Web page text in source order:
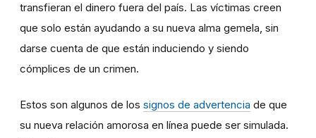
transfieran el dinero fuera del país. Las víctimas creen
que solo están ayudando a su nueva alma gemela, sin
darse cuenta de que están induciendo y siendo
cómplices de un crimen.
Estos son algunos de los signos de advertencia de que
su nueva relación amorosa en línea puede ser simulada.